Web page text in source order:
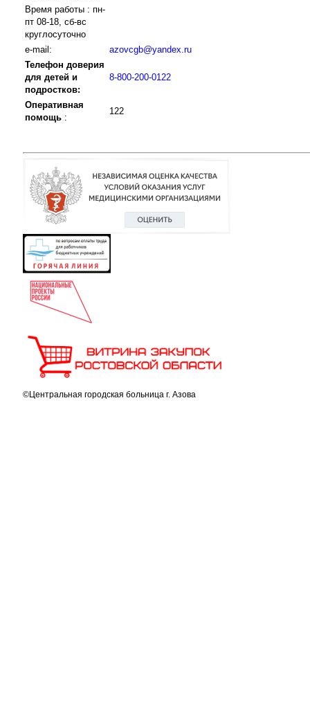
Время работы : пн-
пт 08-18, сб-вс
круглосуточно
e-mail:
azovcgb@yandex.ru
Телефон доверия
для детей и
подростков:
8-800-200-0122
Оперативная
помощь :
122
©Центральная городская больница г. Азова